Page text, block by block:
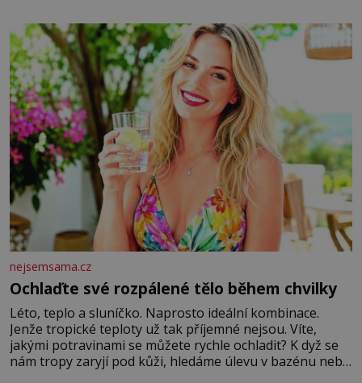
nejsemsama.cz
Ochlaďte své rozpálené tělo během chvilky
Léto, teplo a sluníčko. Naprosto ideální kombinace.
Jenže tropické teploty už tak příjemné nejsou. Víte,
jakými potravinami se můžete rychle ochladit? K dyž se
nám tropy zaryjí pod kůži, hledáme úlevu v bazénu nebo